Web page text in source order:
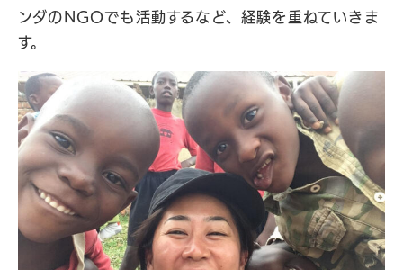
ンダのNGOでも活動するなど、経験を重ねていきま
す。